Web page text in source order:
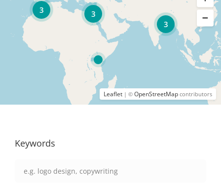
3
3
3
Leaflet | © OpenStreetMap contributors
Keywords